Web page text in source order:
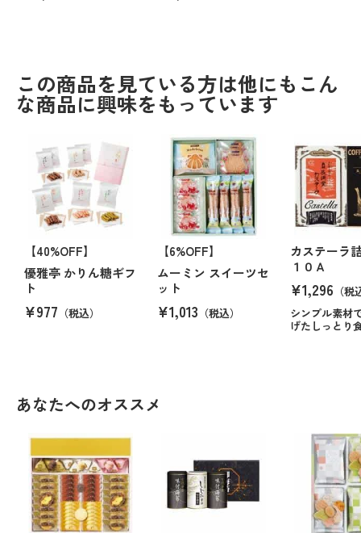
この商品を見ている方は他にもこん
な商品に興味をもっています
【40%OFF】
優雅亭 かりん糖ギフ
ト
¥977 （税込）
【6%OFF】
ムーミン スイーツセ
ット
¥1,013 （税込）
カステーラ
１０Ａ
¥1,296 （税
シンプル素材
げたしっとり
あなたへのオススメ